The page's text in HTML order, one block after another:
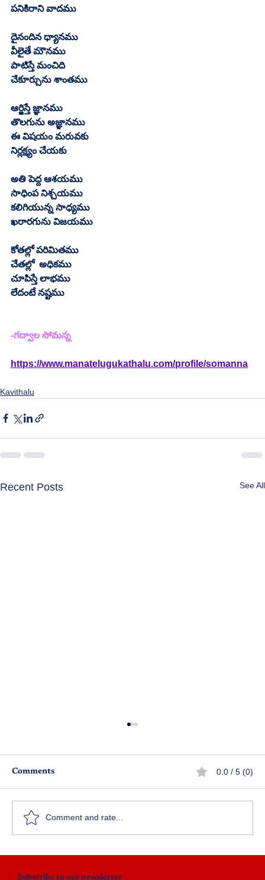
పనికిరాని వాదము
దైనందిన ధ్యానము
వీలైతే మౌనము
పాటిస్తే మంచిది
చేకూర్చును శాంతము
ఆర్జిస్తే జ్ఞానము
తొలగును అజ్ఞానము
ఈ విషయం మరువకు
నిర్లక్ష్యం చేయకు
అతి పెద్ద ఆశయము
సాధింప నిశ్చయము
కలిగియున్న సాధ్యము
ఖరారగును విజయము
కోతల్లో పరిమితము
చేతల్లో  అధికము
చూపిస్తే లాభము
లేదంటే నష్టము
-గద్వాల సోమన్న
https://www.manatelugukathalu.com/profile/somanna
Kavithalu
Recent Posts See All
Comments 0.0 / 5 (0)
Comment and rate...
Subscribe to our newsletter